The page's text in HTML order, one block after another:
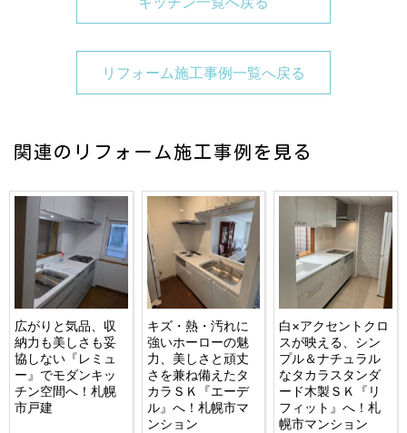
リフォーム施工事例一覧へ戻る
関連のリフォーム施工事例を見る
広がりと気品、収
納力も美しさも妥
協しない『レミュ
ー』でモダンキッ
チン空間へ！札幌
市戸建
キズ・熱・汚れに
強いホーローの魅
力、美しさと頑丈
さを兼ね備えたタ
カラＳＫ『エーデ
ル』へ！札幌市マ
ンション
白×アクセントクロ
スが映える、シン
プル＆ナチュラル
なタカラスタンダ
ード木製ＳＫ『リ
フィット』へ！札
幌市マンション